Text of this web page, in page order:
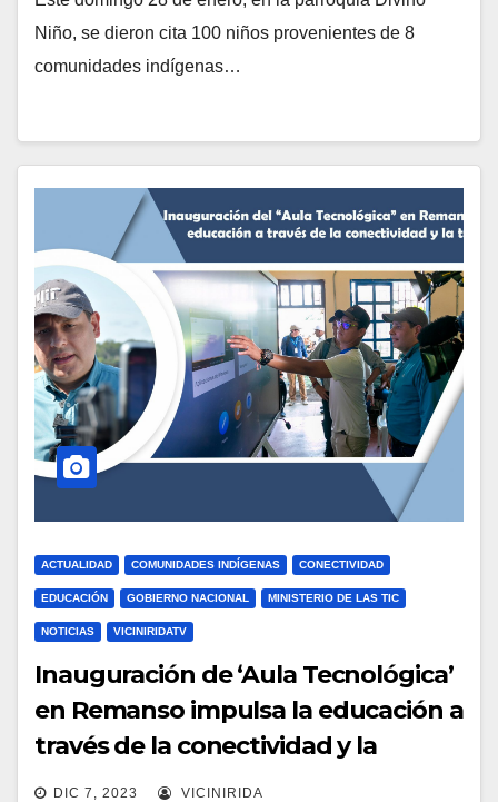
Niño, se dieron cita 100 niños provenientes de 8
comunidades indígenas…
ACTUALIDAD COMUNIDADES INDÍGENAS CONECTIVIDAD
EDUCACIÓN GOBIERNO NACIONAL MINISTERIO DE LAS TIC
NOTICIAS VICINIRIDATV
Inauguración de ‘Aula Tecnológica’
en Remanso impulsa la educación a
través de la conectividad y la
tecnología.
DIC 7, 2023 VICINIRIDA